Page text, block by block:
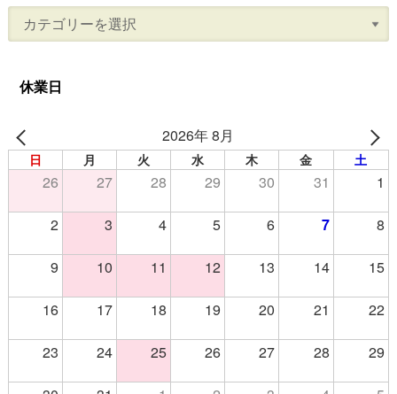
休業日
2026年 8月
日 月 火 水 木 金 土
26 27 28 29 30 31 1
2 3 4 5 6 7 8
9 10 11 12 13 14 15
16 17 18 19 20 21 22
23 24 25 26 27 28 29